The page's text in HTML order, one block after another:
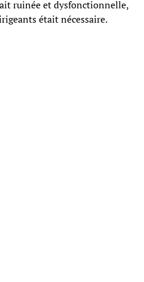
ruinée et dysfonctionnelle,
était nécessaire.